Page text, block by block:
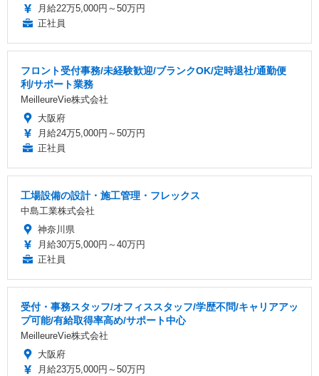
月給22万5,000円～50万円
正社員
フロント受付事務/未経験歓迎/ブランクOK/定時退社/通勤便
利/サポート業務
MeilleureVie株式会社
大阪府
月給24万5,000円～50万円
正社員
工場設備の設計・施工管理・フレックス
中島工業株式会社
神奈川県
月給30万5,000円～40万円
正社員
受付・事務スタッフ/オフィススタッフ/学歴不問/キャリアアッ
プ可能/有給取得率高め/サポート中心
MeilleureVie株式会社
大阪府
月給23万5,000円～50万円